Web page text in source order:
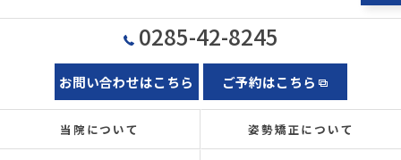
0285-42-8245
お問い合わせはこちら ご予約はこちら
当院について 姿勢矯正について